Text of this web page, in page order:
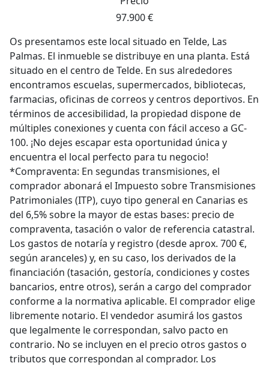
97.900 €
Os presentamos este local situado en Telde, Las
Palmas. El inmueble se distribuye en una planta. Está
situado en el centro de Telde. En sus alrededores
encontramos escuelas, supermercados, bibliotecas,
farmacias, oficinas de correos y centros deportivos. En
términos de accesibilidad, la propiedad dispone de
múltiples conexiones y cuenta con fácil acceso a GC-
100. ¡No dejes escapar esta oportunidad única y
encuentra el local perfecto para tu negocio!
*Compraventa: En segundas transmisiones, el
comprador abonará el Impuesto sobre Transmisiones
Patrimoniales (ITP), cuyo tipo general en Canarias es
del 6,5% sobre la mayor de estas bases: precio de
compraventa, tasación o valor de referencia catastral.
Los gastos de notaría y registro (desde aprox. 700 €,
según aranceles) y, en su caso, los derivados de la
financiación (tasación, gestoría, condiciones y costes
bancarios, entre otros), serán a cargo del comprador
conforme a la normativa aplicable. El comprador elige
libremente notario. El vendedor asumirá los gastos
que legalmente le correspondan, salvo pacto en
contrario. No se incluyen en el precio otros gastos o
tributos que correspondan al comprador. Los